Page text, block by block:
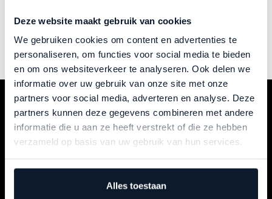
Deze website maakt gebruik van cookies
We gebruiken cookies om content en advertenties te
personaliseren, om functies voor social media te bieden
en om ons websiteverkeer te analyseren. Ook delen we
informatie over uw gebruik van onze site met onze
partners voor social media, adverteren en analyse. Deze
partners kunnen deze gegevens combineren met andere
informatie die u aan ze heeft verstrekt of die ze hebben
verzameld op basis van uw gebruik van hun services.
Alles toestaan
ZATERDAG 13 MAART BIJNA
UITVERKOCHT
LEES MEER
VOLGHOLLAND ZINGT HAZES